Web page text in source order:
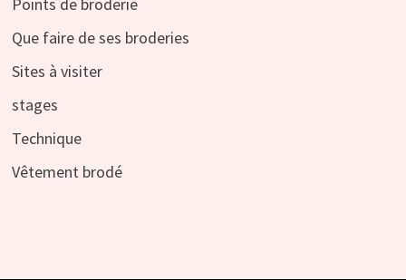
Que faire de ses broderies
Sites à visiter
stages
Technique
Vêtement brodé